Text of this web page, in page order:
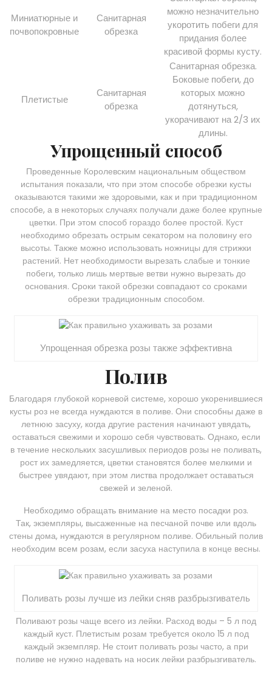
Миниатюрные и
почвопокровные
Санитарная
обрезка
можно незначительно
укоротить побеги для
придания более
красивой формы кусту.
Плетистые
Санитарная
обрезка
Санитарная обрезка.
Боковые побеги, до
которых можно
дотянуться,
укорачивают на 2/3 их
длины.
Упрощенный способ
Проведенные Королевским национальным обществом
испытания показали, что при этом способе обрезки кусты
оказываются такими же здоровыми, как и при традиционном
способе, а в некоторых случаях получали даже более крупные
цветки. При этом способ гораздо более простой. Куст
необходимо обрезать острым секатором на половину его
высоты. Также можно использовать ножницы для стрижки
растений. Нет необходимости вырезать слабые и тонкие
побеги, только лишь мертвые ветви нужно вырезать до
основания. Сроки такой обрезки совпадают со сроками
обрезки традиционным способом.
Упрощенная обрезка розы также эффективна
Полив
Благодаря глубокой корневой системе, хорошо укоренившиеся
кусты роз не всегда нуждаются в поливе. Они способны даже в
летнюю засуху, когда другие растения начинают увядать,
оставаться свежими и хорошо себя чувствовать. Однако, если
в течение нескольких засушливых периодов розы не поливать,
рост их замедляется, цветки становятся более мелкими и
быстрее увядают, при этом листва продолжает оставаться
свежей и зеленой.
Необходимо обращать внимание на место посадки роз.
Так, экземпляры, высаженные на песчаной почве или вдоль
стены дома, нуждаются в регулярном поливе. Обильный полив
необходим всем розам, если засуха наступила в конце весны.
Поливать розы лучше из лейки сняв разбрызгиватель
Поливают розы чаще всего из лейки. Расход воды – 5 л под
каждый куст. Плетистым розам требуется около 15 л под
каждый экземпляр. Не стоит поливать розы часто, а при
поливе не нужно надевать на носик лейки разбрызгиватель.